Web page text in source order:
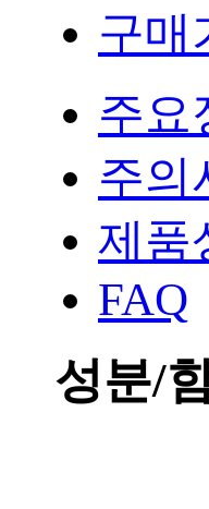
구매
주요
주의
제품
FAQ
성분/